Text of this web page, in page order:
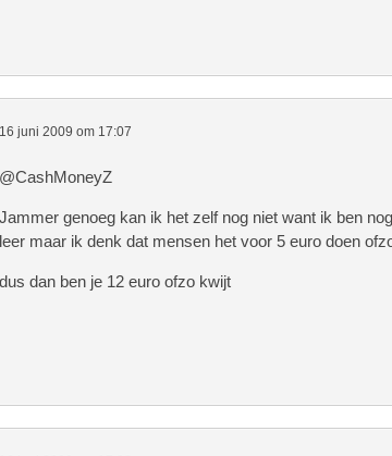
16 juni 2009 om 17:07
@CashMoneyZ
Jammer genoeg kan ik het zelf nog niet want ik ben
leer maar ik denk dat mensen het voor 5 euro doen
dus dan ben je 12 euro ofzo kwijt